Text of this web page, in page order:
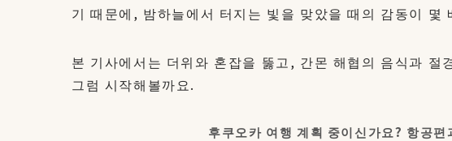
기 때문에, 밤하늘에서 터지는 빛을 맞았을 때의 감동이 몇
본 기사에서는 더위와 혼잡을 뚫고, 간몬 해협의 음식과
그럼 시작해볼까요.
후쿠오카 여행 계획 중이신가요? 항공